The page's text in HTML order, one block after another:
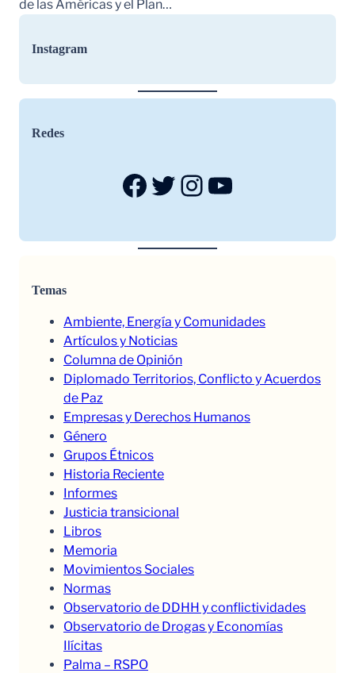
de las Américas y el Plan…
Instagram
Redes
Facebook Twitter InstagramYouTube
Temas
Ambiente, Energía y Comunidades
Artículos y Noticias
Columna de Opinión
Diplomado Territorios, Conflicto y Acuerdos
de Paz
Empresas y Derechos Humanos
Género
Grupos Étnicos
Historia Reciente
Informes
Justicia transicional
Libros
Memoria
Movimientos Sociales
Normas
Observatorio de DDHH y conflictividades
Observatorio de Drogas y Economías
Ilícitas
Palma – RSPO